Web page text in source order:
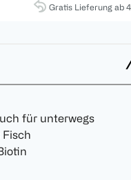
Gratis Lieferung ab
für unterwegs